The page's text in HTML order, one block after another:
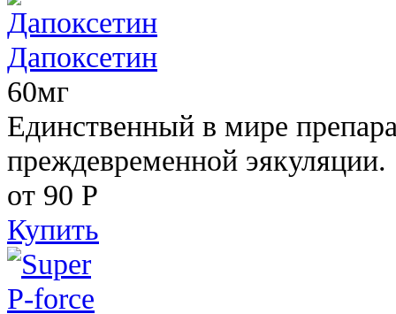
Дапоксетин
60мг
Единственный в мире
преждевременной эякуляции.
от 90 Р
Купить